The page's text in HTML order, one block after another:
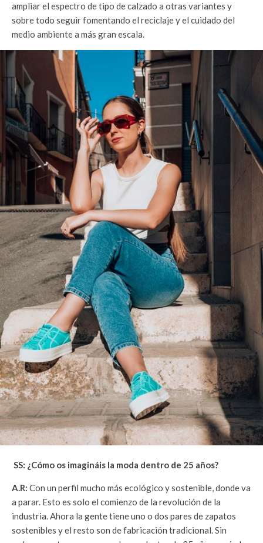
ampliar el espectro de tipo de calzado a otras variantes y
sobre todo seguir fomentando el reciclaje y el cuidado del
medio ambiente a más gran escala.
SS: ¿Cómo os imagináis la moda dentro de 25 años?
A.R: Con un perfil mucho más ecológico y sostenible, donde va
a parar. Esto es solo el comienzo de la revolución de la
industria. Ahora la gente tiene uno o dos pares de zapatos
sostenibles y el resto son de fabricación tradicional. Sin